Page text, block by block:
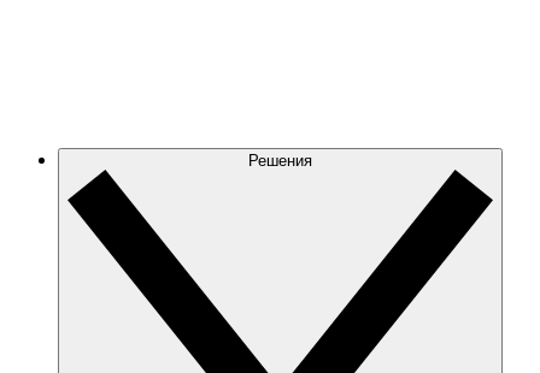
Решения